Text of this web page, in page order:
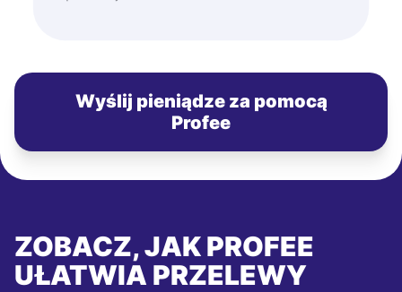
Wyślij pieniądze za pomocą
Profee
ZOBACZ, JAK PROFEE
UŁATWIA PRZELEWY